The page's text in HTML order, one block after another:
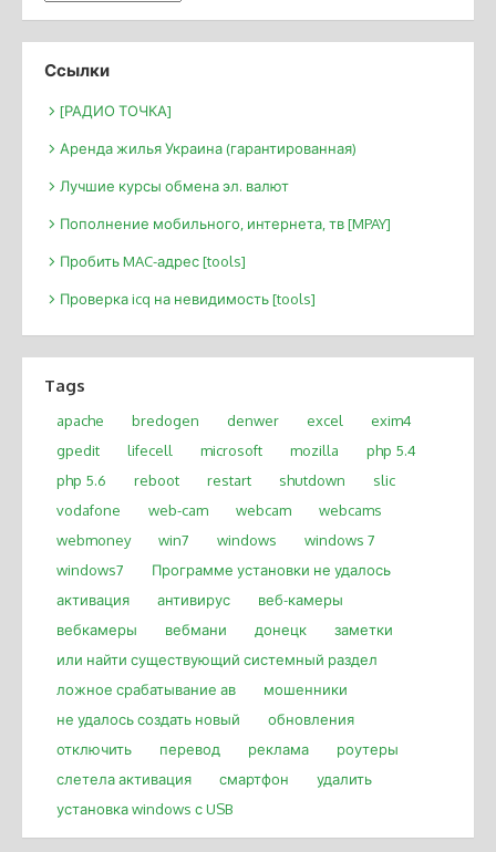
Ссылки
[РАДИО ТОЧКА]
Аренда жилья Украина (гарантированная)
Лучшие курсы обмена эл. валют
Пополнение мобильного, интернета, тв [MPAY]
Пробить MAC-адрес [tools]
Проверка icq на невидимость [tools]
Tags
apache bredogen denwer excel
exim4
gpedit
lifecell microsoft mozilla
php 5.4
php 5.6
reboot restart shutdown
slic
vodafone
web-cam webcam
webcams
webmoney
win7 windows
windows 7
windows7
Программе установки не удалось
активация
антивирус
веб-камеры
вебкамеры
вебмани донецк
заметки
или найти существующий системный раздел
ложное срабатывание ав
мошенники
не удалось создать новый
обновления
отключить
перевод реклама
роутеры
слетела активация
смартфон
удалить
установка windows с USB